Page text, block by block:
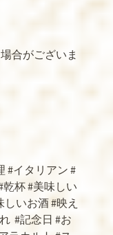
合がございま
#イタリアン #
乾杯#美味しい
しいお酒#映え
#記念日 #お